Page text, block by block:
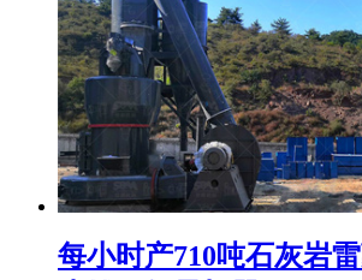
每小时产710吨石灰岩